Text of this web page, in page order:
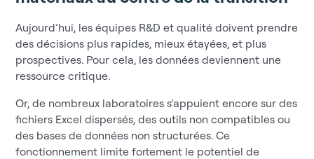
Aujourd’hui, les équipes R&D et qualité doivent prendre
des décisions plus rapides, mieux étayées, et plus
prospectives. Pour cela, les données deviennent une
ressource critique.
Or, de nombreux laboratoires s’appuient encore sur des
fichiers Excel dispersés, des outils non compatibles ou
des bases de données non structurées. Ce
fonctionnement limite fortement le potentiel de